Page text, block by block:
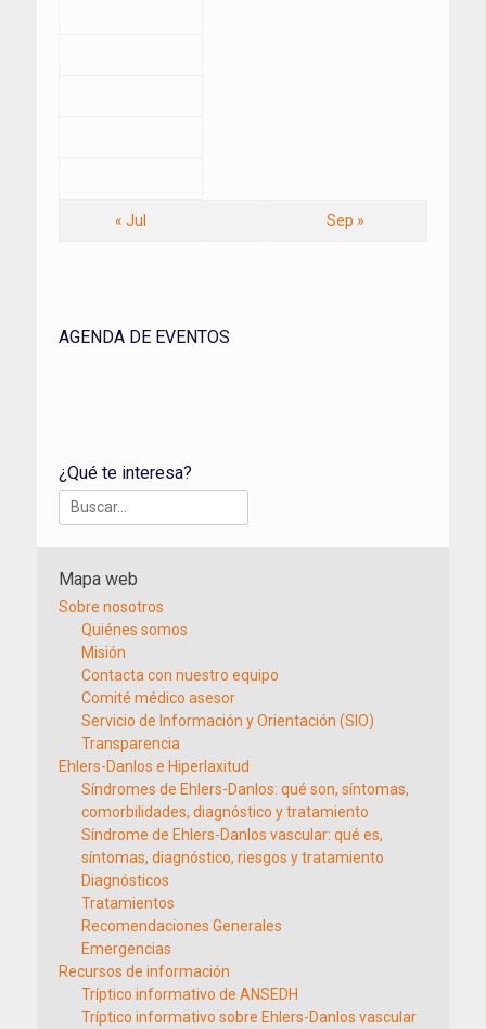
« Jul Sep »
AGENDA DE EVENTOS
¿Qué te interesa?
Buscar:
Mapa web
Sobre nosotros
Quiénes somos
Misión
Contacta con nuestro equipo
Comité médico asesor
Servicio de Información y Orientación (SIO)
Transparencia
Ehlers-Danlos e Hiperlaxitud
Síndromes de Ehlers-Danlos: qué son, síntomas,
comorbilidades, diagnóstico y tratamiento
Síndrome de Ehlers-Danlos vascular: qué es,
síntomas, diagnóstico, riesgos y tratamiento
Diagnósticos
Tratamientos
Recomendaciones Generales
Emergencias
Recursos de información
Tríptico informativo de ANSEDH
Tríptico informativo sobre Ehlers-Danlos vascular